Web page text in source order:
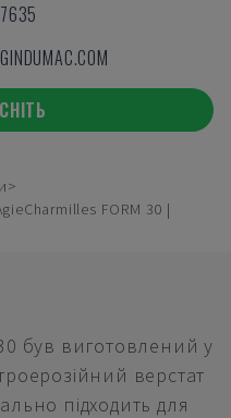
FORM 30 |
був виготовлений у
верстат
підходить для